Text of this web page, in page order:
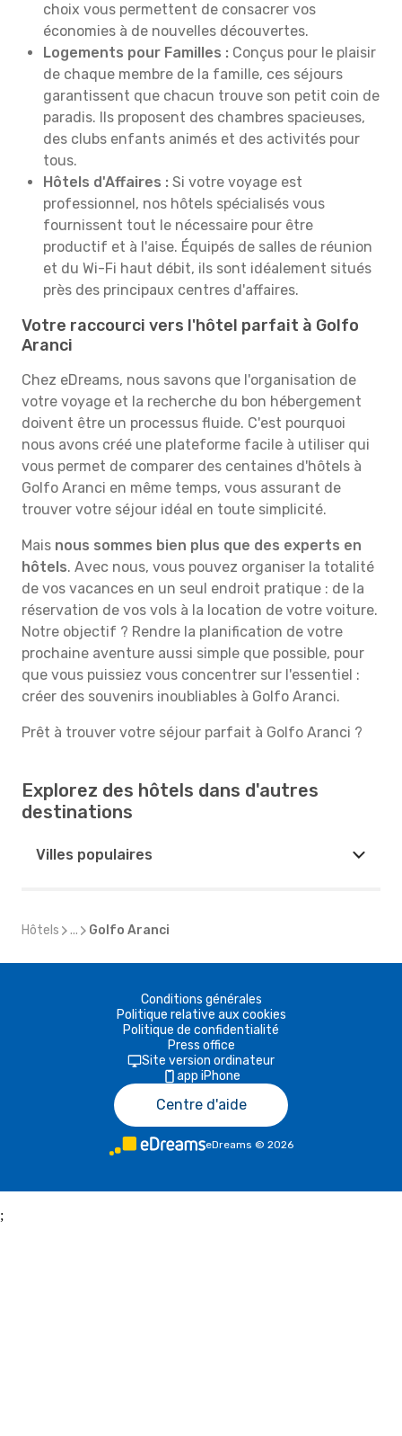
choix vous permettent de consacrer vos
économies à de nouvelles découvertes.
Logements pour Familles : Conçus pour le plaisir
de chaque membre de la famille, ces séjours
garantissent que chacun trouve son petit coin de
paradis. Ils proposent des chambres spacieuses,
des clubs enfants animés et des activités pour
tous.
Hôtels d'Affaires : Si votre voyage est
professionnel, nos hôtels spécialisés vous
fournissent tout le nécessaire pour être
productif et à l'aise. Équipés de salles de réunion
et du Wi-Fi haut débit, ils sont idéalement situés
près des principaux centres d'affaires.
Votre raccourci vers l'hôtel parfait à Golfo
Aranci
Chez eDreams, nous savons que l'organisation de
votre voyage et la recherche du bon hébergement
doivent être un processus fluide. C'est pourquoi
nous avons créé une plateforme facile à utiliser qui
vous permet de comparer des centaines d'hôtels à
Golfo Aranci en même temps, vous assurant de
trouver votre séjour idéal en toute simplicité.
Mais nous sommes bien plus que des experts en
hôtels. Avec nous, vous pouvez organiser la totalité
de vos vacances en un seul endroit pratique : de la
réservation de vos vols à la location de votre voiture.
Notre objectif ? Rendre la planification de votre
prochaine aventure aussi simple que possible, pour
que vous puissiez vous concentrer sur l'essentiel :
créer des souvenirs inoubliables à Golfo Aranci.
Prêt à trouver votre séjour parfait à Golfo Aranci ?
Explorez des hôtels dans d'autres
destinations
Villes populaires
Hôtels ... Golfo Aranci
Conditions générales
Politique relative aux cookies
Politique de confidentialité
Press office
Site version ordinateur
app iPhone
Centre d'aide
eDreams © 2026
;